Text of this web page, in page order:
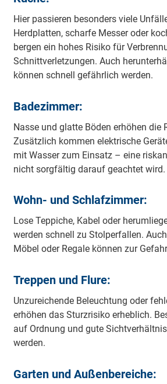
Hier passieren besonders viele
Herdplatten, scharfe Messer oder
bergen ein hohes Risiko für
Schnittverletzungen. Auch
können schnell gefährlich werden.
Badezimmer:
Nasse und glatte Böden erhöhen die
Zusätzlich kommen elektrische
mit Wasser zum Einsatz – eine
nicht sorgfältig darauf geachtet wird.
Wohn- und Schlafzimmer:
Lose Teppiche, Kabel oder
werden schnell zu Stolperfallen.
Möbel oder Regale können zur
Treppen und Flure:
Unzureichende Beleuchtung oder
erhöhen das Sturzrisiko erheblich.
auf Ordnung und gute
werden.
Garten und Außenbereiche: